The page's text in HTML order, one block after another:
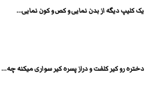
یک کلیپ دیگه از بدن نمایی و کص و کون نمایی...
دختره رو کیر کلفت و دراز پسره کیر سواری میکنه چه...